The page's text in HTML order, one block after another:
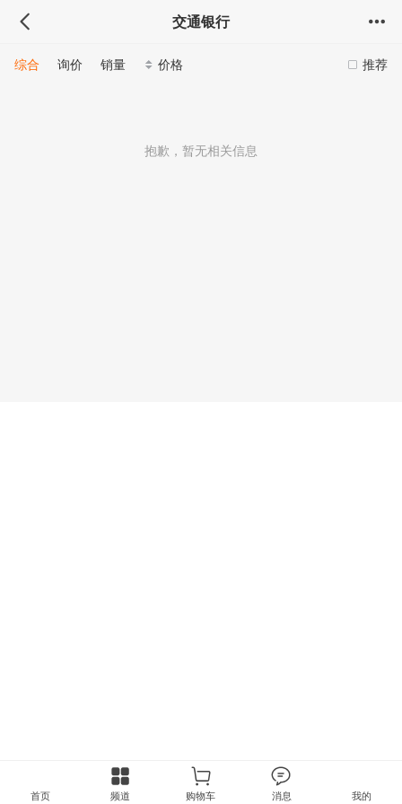
交通银行
推荐
综合 询价 销量 价格
抱歉，暂无相关信息
首页 频道 购物车 消息 我的